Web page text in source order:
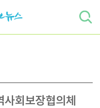
회보장협의체